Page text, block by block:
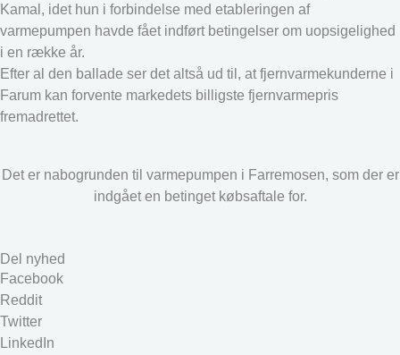
Kamal, idet hun i forbindelse med etableringen af
varmepumpen havde fået indført betingelser om uopsigelighed
i en række år.
Efter al den ballade ser det altså ud til, at fjernvarmekunderne i
Farum kan forvente markedets billigste fjernvarmepris
fremadrettet.
Det er nabogrunden til varmepumpen i Farremosen, som der er
indgået en betinget købsaftale for.
Del nyhed
Facebook
Reddit
Twitter
LinkedIn